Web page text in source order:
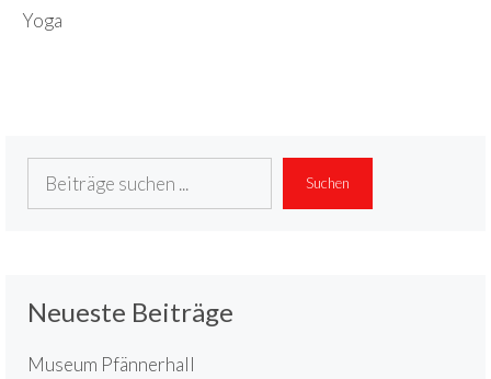
Yoga
Suchen Suchen
Neueste Beiträge
Museum Pfännerhall